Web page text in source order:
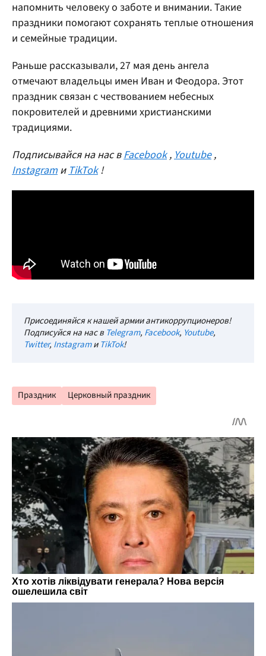
напомнить человеку о заботе и внимании. Такие
праздники помогают сохранять теплые отношения
и семейные традиции.
Раньше рассказывали, 27 мая день ангела
отмечают владельцы имен Иван и Феодора. Этот
праздник связан с чествованием небесных
покровителей и древними христианскими
традициями.
Подписывайся на нас вFacebook ,Youtube ,
Instagram иTikTok !
Присоединяйся к нашей армии антикоррупционеров!
Подписуйся на нас в Telegram, Facebook, Youtube,
Twitter, InstagramиTikTok!
Праздник Церковный праздник